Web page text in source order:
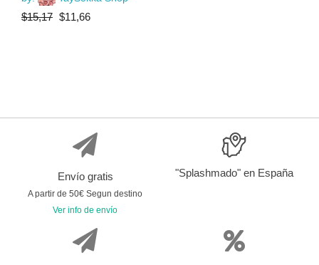
$15,17 El
$11,66El
Envío gratis
A partir de 50€ Segun destino
Ver info de envío
"Splashmado" en España